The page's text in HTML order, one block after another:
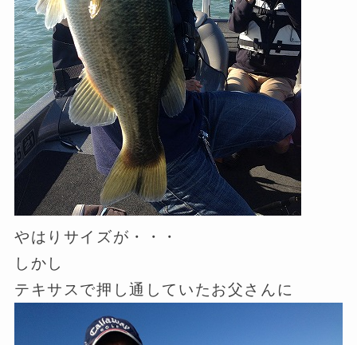
やはりサイズが・・・
しかし
テキサスで押し通していたお父さんに